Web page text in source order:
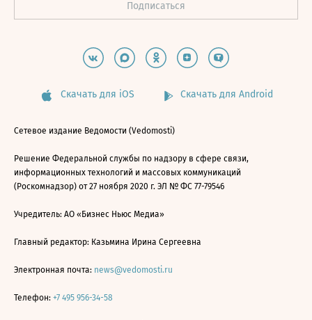
Скачать для iOS Скачать для Android
Сетевое издание Ведомости (Vedomosti)
Решение Федеральной службы по надзору в сфере связи,
информационных технологий и массовых коммуникаций
(Роскомнадзор) от 27 ноября 2020 г. ЭЛ № ФС 77-79546
Учредитель: АО «Бизнес Ньюс Медиа»
Главный редактор: Казьмина Ирина Сергеевна
Электронная почта: news@vedomosti.ru
Телефон: +7 495 956-34-58